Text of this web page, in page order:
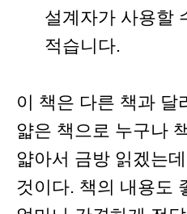
설계자가 사용할
적습니다.
이 책은 다른 책과 달
얇은 책으로 누구나
얇아서 금방 읽겠는
것이다. 책의 내용도